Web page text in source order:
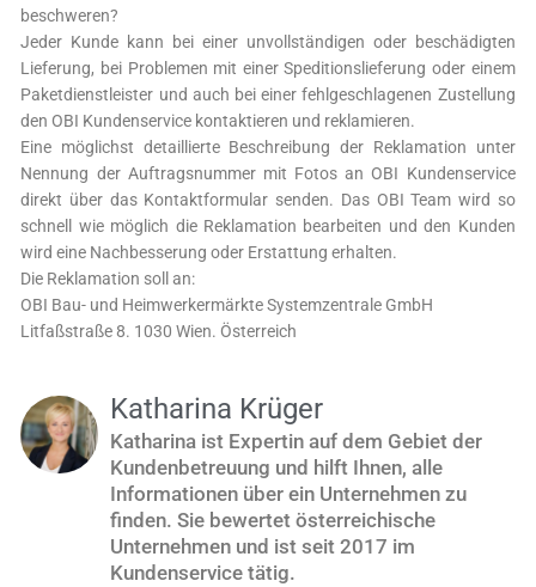
beschweren?
Jeder Kunde kann bei einer unvollständigen oder beschädigten
Lieferung, bei Problemen mit einer Speditionslieferung oder einem
Paketdienstleister und auch bei einer fehlgeschlagenen Zustellung
den OBI Kundenservice kontaktieren und reklamieren.
Eine möglichst detaillierte Beschreibung der Reklamation unter
Nennung der Auftragsnummer mit Fotos an OBI Kundenservice
direkt über das Kontaktformular senden. Das OBI Team wird so
schnell wie möglich die Reklamation bearbeiten und den Kunden
wird eine Nachbesserung oder Erstattung erhalten.
Die Reklamation soll an:
OBI Bau- und Heimwerkermärkte Systemzentrale GmbH
Litfaßstraße 8. 1030 Wien. Österreich
Katharina Krüger
Katharina ist Expertin auf dem Gebiet der
Kundenbetreuung und hilft Ihnen, alle
Informationen über ein Unternehmen zu
finden. Sie bewertet österreichische
Unternehmen und ist seit 2017 im
Kundenservice tätig.